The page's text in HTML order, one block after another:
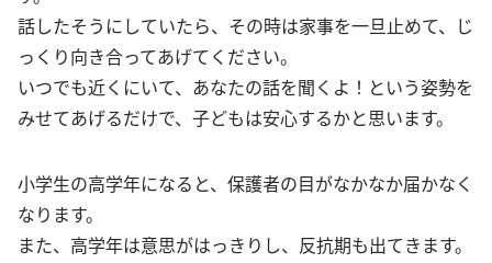
話したそうにしていたら、その時は家事を一旦止めて、じ
っくり向き合ってあげてください。
いつでも近くにいて、あなたの話を聞くよ！という姿勢を
みせてあげるだけで、子どもは安心するかと思います。
小学生の高学年になると、保護者の目がなかなか届かなく
なります。
また、高学年は意思がはっきりし、反抗期も出てきます。